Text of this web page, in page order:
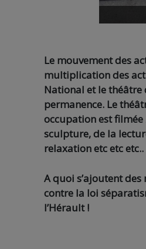
Le mouvement des
multiplication des
National et le théâtre
permanence. Le
occupation est
sculpture, de la
relaxation etc etc etc..
A quoi s’ajoutent
contre la loi
l’Hérault !